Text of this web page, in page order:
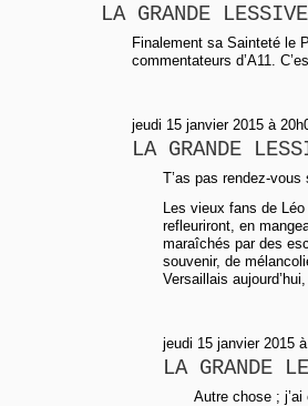
LA GRANDE
Finalement sa Sainteté le
commentateurs d’A11.
jeudi 15 janvier 2015 à
LA GRANDE
T’as pas rendez-
Les vieux fans de
refleuriront, en
maraîchés par des
souvenir, de
Versaillais
jeudi 15 janvier 2015
LA GRANDE
Autre chose ;